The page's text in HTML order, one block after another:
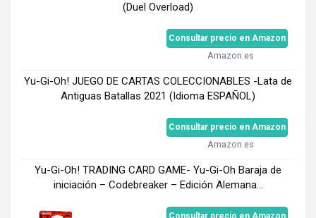
(Duel Overload)
Consultar precio en Amazon
Amazon.es
Yu-Gi-Oh! JUEGO DE CARTAS COLECCIONABLES -Lata de
Antiguas Batallas 2021 (Idioma ESPAÑOL)
Consultar precio en Amazon
Amazon.es
Yu-Gi-Oh! TRADING CARD GAME- Yu-Gi-Oh Baraja de
iniciación – Codebreaker – Edición Alemana...
Consultar precio en Amazon